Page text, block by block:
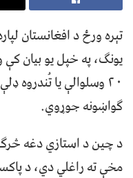
تېره ورځ د افغانستان
یونګ، په خپل یو بیان
۲۰ وسلوالې یا
ګواښونه جوړوي.
د چین د استازي دغه
مخې ته راغلي دي، د